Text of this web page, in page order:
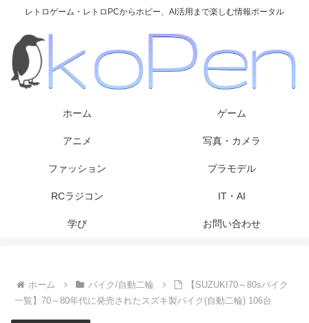
レトロゲーム・レトロPCからホビー、AI活用まで楽しむ情報ポータル
ホーム ゲーム
アニメ 写真・カメラ
ファッション プラモデル
RCラジコン IT・AI
学び お問い合わせ
ホーム バイク/自動二輪
【SUZUKI70～80sバイク
一覧】70～80年代に発売されたスズキ製バイク(自動二輪) 106台